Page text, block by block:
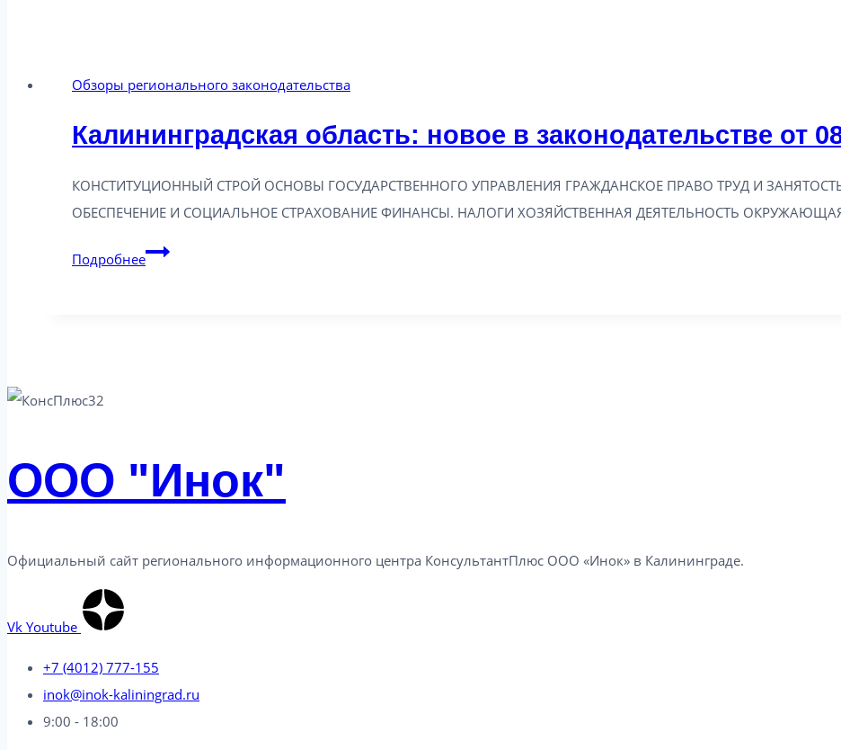
законодательстве
22.04.2025
Обзоры регионального законодательства
Калининградская область: новое в законодательстве от
КОНСТИТУЦИОННЫЙ СТРОЙ ОСНОВЫ ГОСУДАРСТВЕННОГО УПРАВЛЕНИЯ ГРАЖДАНСКОЕ ПРАВО ТРУД И
ОБЕСПЕЧЕНИЕ И СОЦИАЛЬНОЕ СТРАХОВАНИЕ ФИНАНСЫ. НАЛОГИ ХОЗЯЙСТВЕННАЯ ДЕЯТЕЛЬНОСТЬ
ПодробнееКалининградская
ООО "Инок"
Официальный сайт регионального информационного центра КонсультантПлюс ООО «Инок» в Калининграде​.
Vk Youtube
+7 (4012) 777-155
inok@inok-kaliningrad.ru
9:00 - 18:00